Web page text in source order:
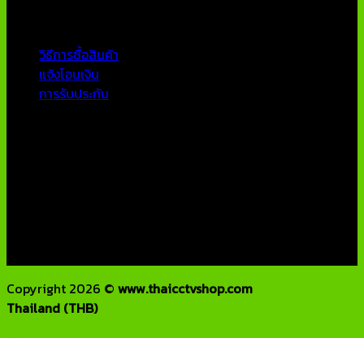
วิธีการซื้อสินค้า
แจ้งโอนเงิน
การรับประกัน
Copyright 2026 © www.thaicctvshop.com
Thailand (THB)